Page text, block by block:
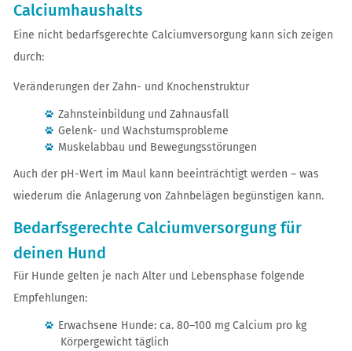
Calciumhaushalts
Eine nicht bedarfsgerechte Calciumversorgung kann sich zeigen
durch:
Veränderungen der Zahn- und Knochenstruktur
Zahnsteinbildung und Zahnausfall
Gelenk- und Wachstumsprobleme
Muskelabbau und Bewegungsstörungen
Auch der pH-Wert im Maul kann beeinträchtigt werden – was
wiederum die Anlagerung von Zahnbelägen begünstigen kann.
Bedarfsgerechte Calciumversorgung für
deinen Hund
Für Hunde gelten je nach Alter und Lebensphase folgende
Empfehlungen:
Erwachsene Hunde: ca. 80–100 mg Calcium pro kg
Körpergewicht täglich